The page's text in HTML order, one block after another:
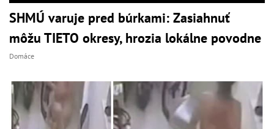
SHMÚ varuje pred búrkami: Zasiahnuť
môžu TIETO okresy, hrozia lokálne povodne
Domáce